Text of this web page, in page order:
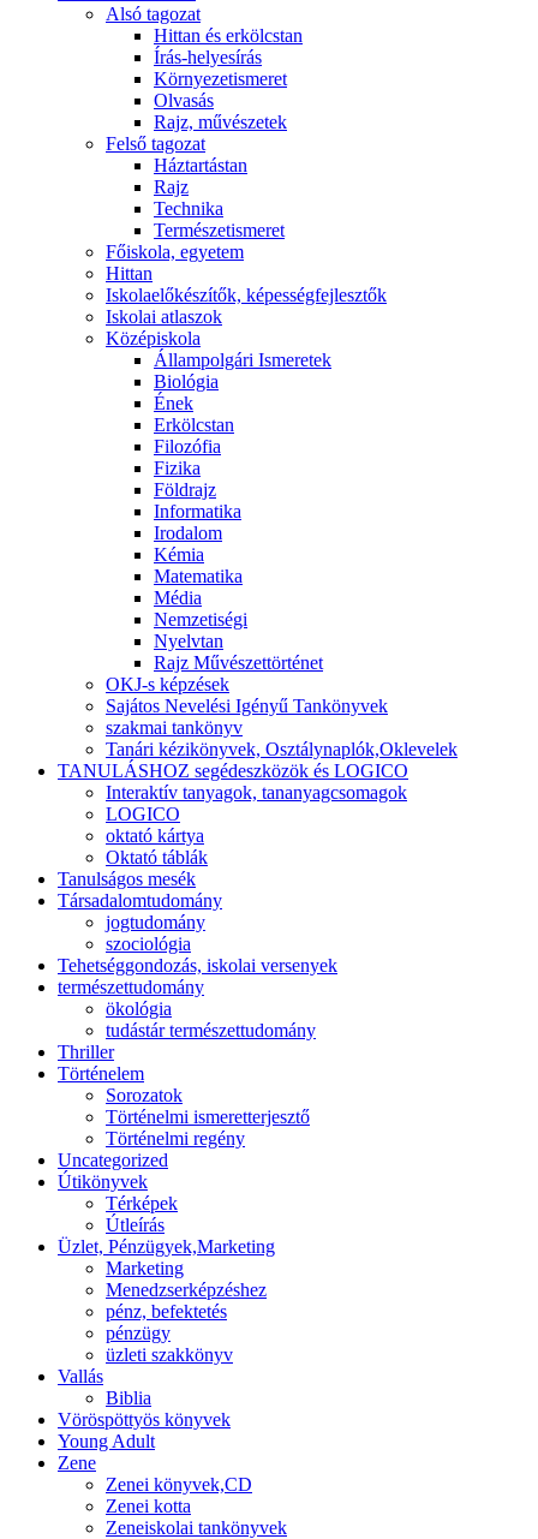
Alsó tagozat
Hittan és erkölcstan
Írás-helyesírás
Környezetismeret
Olvasás
Rajz, művészetek
Felső tagozat
Háztartástan
Rajz
Technika
Természetismeret
Főiskola, egyetem
Hittan
Iskolaelőkészítők, képességfejlesztők
Iskolai atlaszok
Középiskola
Állampolgári Ismeretek
Biológia
Ének
Erkölcstan
Filozófia
Fizika
Földrajz
Informatika
Irodalom
Kémia
Matematika
Média
Nemzetiségi
Nyelvtan
Rajz Művészettörténet
OKJ-s képzések
Sajátos Nevelési Igényű Tankönyvek
szakmai tankönyv
Tanári kézikönyvek, Osztálynaplók,Oklevelek
TANULÁSHOZ segédeszközök és LOGICO
Interaktív tanyagok, tananyagcsomagok
LOGICO
oktató kártya
Oktató táblák
Tanulságos mesék
Társadalomtudomány
jogtudomány
szociológia
Tehetséggondozás, iskolai versenyek
természettudomány
ökológia
tudástár természettudomány
Thriller
Történelem
Sorozatok
Történelmi ismeretterjesztő
Történelmi regény
Uncategorized
Útikönyvek
Térképek
Útleírás
Üzlet, Pénzügyek,Marketing
Marketing
Menedzserképzéshez
pénz, befektetés
pénzügy
üzleti szakkönyv
Vallás
Biblia
Vöröspöttyös könyvek
Young Adult
Zene
Zenei könyvek,CD
Zenei kotta
Zeneiskolai tankönyvek